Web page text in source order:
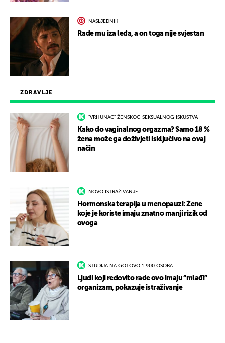
ZDRAVLJE
"VRHUNAC" ŽENSKOG SEKSUALNOG ISKUSTVA
Kako do vaginalnog orgazma? Samo 18 %
žena može ga doživjeti isključivo na ovaj
način
NOVO ISTRAŽIVANJE
Hormonska terapija u menopauzi: Žene
koje je koriste imaju znatno manji rizik od
ovoga
STUDIJA NA GOTOVO 1.900 OSOBA
Ljudi koji redovito rade ovo imaju “mlađi”
organizam, pokazuje istraživanje
NASLJEDNIK
Rade mu iza leđa, a on toga nije svjestan